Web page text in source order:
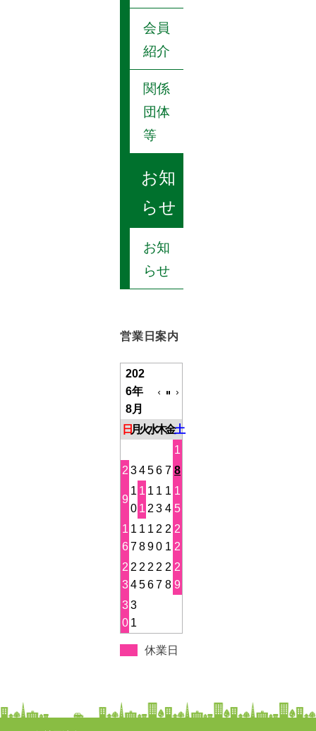
会員
紹介
関係
団体
等
お知
らせ
お知
らせ
営業日案内
202
6年
8月
日月火水木金土
1
2 3456 7 8
9
1
0
1
1
1
2
1
3
1
4
1
5
1
6
1
7
1
8
1
9
2
0
2
1
2
2
2
3
2
4
2
5
2
6
2
7
2
8
2
9
3
0
3
1
休業日